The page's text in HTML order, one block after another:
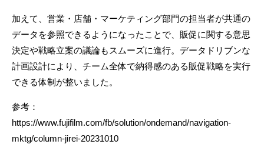
加えて、営業・店舗・マーケティング部門の担当者が共通の
データを参照できるようになったことで、販促に関する意思
決定や戦略立案の議論もスムーズに進行。データドリブンな
計画設計により、チーム全体で納得感のある販促戦略を実行
できる体制が整いました。
参考：
https://www.fujifilm.com/fb/solution/ondemand/navigation-
mktg/column-jirei-20231010